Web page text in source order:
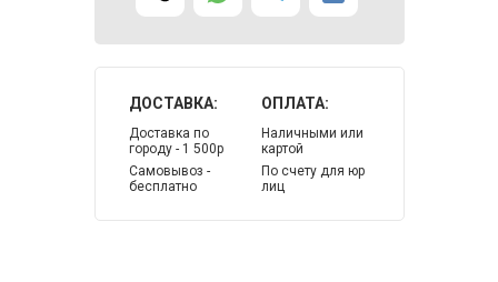
ДОСТАВКА:
Доставка по
городу - 1 500р
Самовывоз -
бесплатно
ОПЛАТА:
Наличными или
картой
По счету для юр
лиц